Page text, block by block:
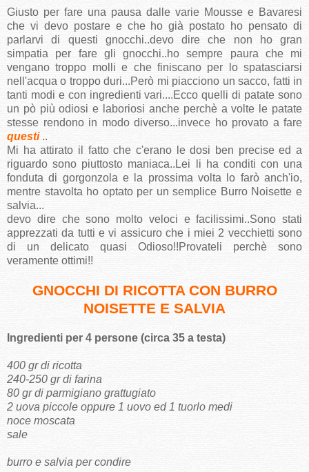
Giusto per fare una pausa dalle varie Mousse e Bavaresi
che vi devo postare e che ho già postato ho pensato di
parlarvi di questi gnocchi..devo dire che non ho gran
simpatia per fare gli gnocchi..ho sempre paura che mi
vengano troppo molli e che finiscano per lo spatasciarsi
nell'acqua o troppo duri...Però mi piacciono un sacco, fatti in
tanti modi e con ingredienti vari....Ecco quelli di patate sono
un pò più odiosi e laboriosi anche perchè a volte le patate
stesse rendono in modo diverso...invece ho provato a fare
questi ..
Mi ha attirato il fatto che c'erano le dosi ben precise ed a
riguardo sono piuttosto maniaca..Lei li ha conditi con una
fonduta di gorgonzola e la prossima volta lo farò anch'io,
mentre stavolta ho optato per un semplice Burro Noisette e
salvia...
devo dire che sono molto veloci e facilissimi..Sono stati
apprezzati da tutti e vi assicuro che i miei 2 vecchietti sono
di un delicato quasi Odioso!!Provateli perchè sono
veramente ottimi!!
GNOCCHI DI RICOTTA CON BURRO
NOISETTE E SALVIA
Ingredienti per 4 persone (circa 35 a testa)
400 gr di ricotta
240-250 gr di farina
80 gr di parmigiano grattugiato
2 uova piccole oppure 1 uovo ed 1 tuorlo medi
noce moscata
sale
burro e salvia per condire